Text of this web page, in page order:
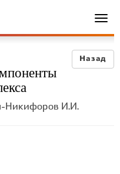
Назад
Никифоров И.И.